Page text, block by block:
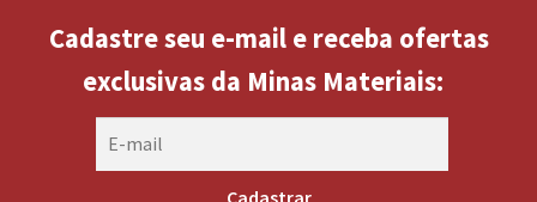
Cadastre seu e-mail e receba ofertas
exclusivas da Minas Materiais: